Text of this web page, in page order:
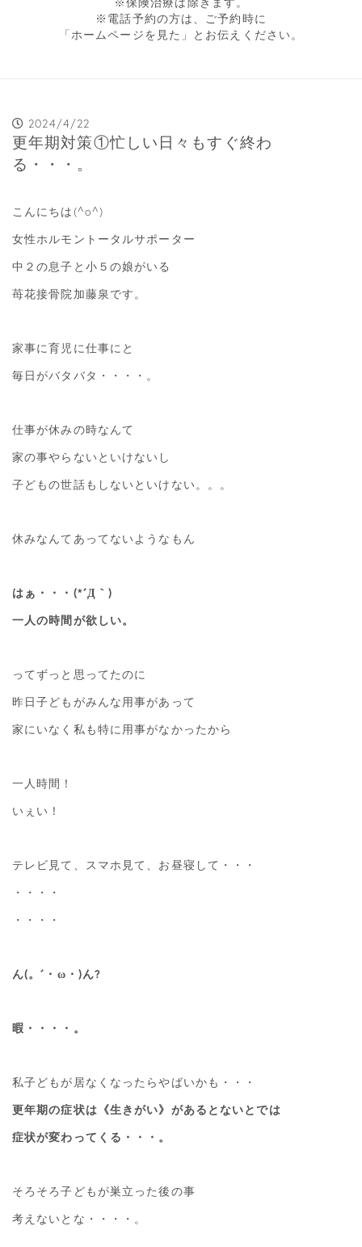
※電話予約の方は、ご予約時に
「ホームページを見た」とお伝えください。
2024/4/22
更年期対策①忙しい日々もすぐ終わ
る・・・。
こんにちは(^o^)
女性ホルモントータルサポーター
中２の息子と小５の娘がいる
苺花接骨院加藤泉です。
家事に育児に仕事にと
毎日がバタバタ・・・・。
仕事が休みの時なんて
家の事やらないといけないし
子どもの世話もしないといけない。。。
休みなんてあってないようなもん
はぁ・・・(*´Д｀)
一人の時間が欲しい。
ってずっと思ってたのに
昨日子どもがみんな用事があって
家にいなく私も特に用事がなかったから
一人時間！
いぇい！
テレビ見て、スマホ見て、お昼寝して・・・
・・・・
・・・・
ん(。´・ω・)ん?
暇・・・・。
私子どもが居なくなったらやばいかも・・・
更年期の症状は《生きがい》があるとないとでは
症状が変わってくる・・・。
そろそろ子どもが巣立った後の事
考えないとな・・・・。